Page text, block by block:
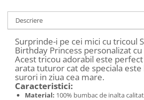
Descriere
Surprinde-i pe cei mici cu tricoul
Birthday Princess personalizat
Acest tricou adorabil este
arata tuturor cat de speciala
surori in ziua cea mare.
Caracteristici:
Material: 100% bumbac de inalta